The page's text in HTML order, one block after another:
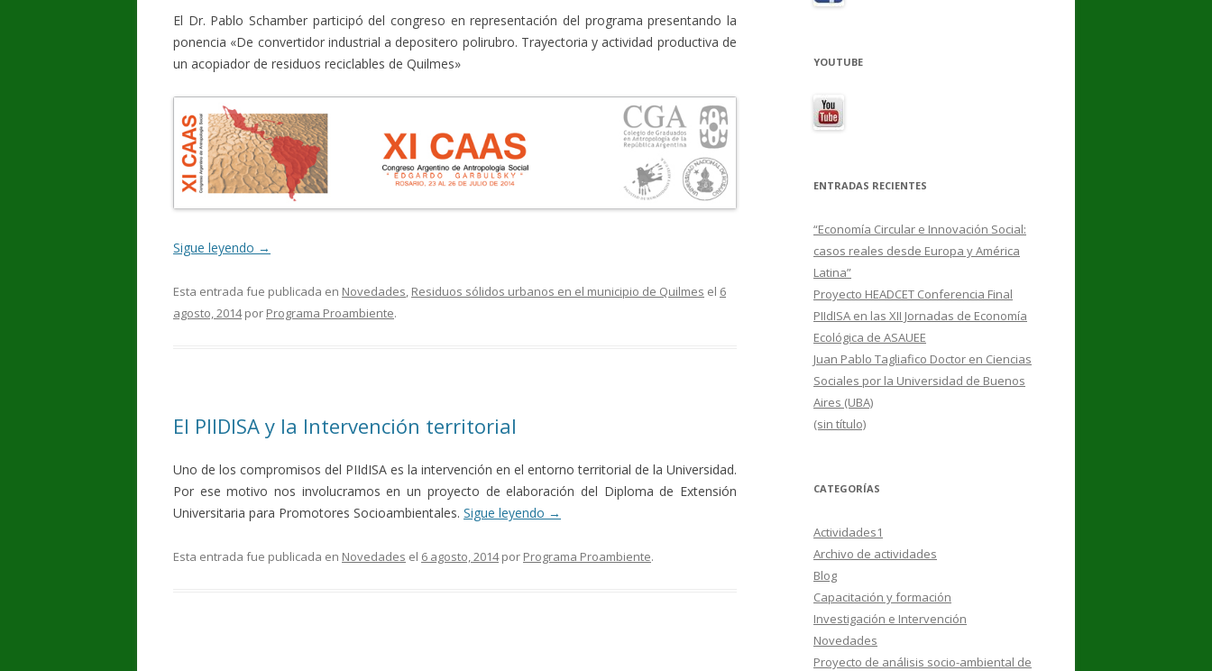
El Dr. Pablo Schamber participó del congreso en representación del programa presentando la
ponencia «De convertidor industrial a depositero polirubro. Trayectoria y actividad productiva de
un acopiador de residuos reciclables de Quilmes»
Sigue leyendo →
Esta entrada fue publicada en Novedades, Residuos sólidos urbanos en el municipio de Quilmes el 6
agosto, 2014por Programa Proambiente.
El PIIDISA y la Intervención territorial
Uno de los compromisos del PIIdISA es la intervención en el entorno territorial de la Universidad.
Por ese motivo nos involucramos en un proyecto de elaboración del Diploma de Extensión
Universitaria para Promotores Socioambientales. Sigue leyendo →
Esta entrada fue publicada en Novedades el 6 agosto, 2014por Programa Proambiente.
YOUTUBE
ENTRADAS RECIENTES
“Economía Circular e Innovación Social:
casos reales desde Europa y América
Latina”
Proyecto HEADCET Conferencia Final
PIIdISA en las XII Jornadas de Economía
Ecológica de ASAUEE
Juan Pablo Tagliafico Doctor en Ciencias
Sociales por la Universidad de Buenos
Aires (UBA)
(sin título)
CATEGORÍAS
Actividades1
Archivo de actividades
Blog
Capacitación y formación
Investigación e Intervención
Novedades
Proyecto de análisis socio-ambiental de